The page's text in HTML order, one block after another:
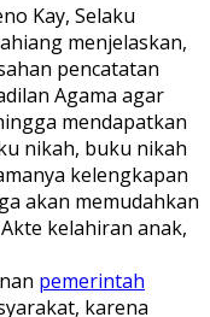
Kay, Selaku
menjelaskan,
pencatatan
Agama agar
mendapatkan
nikah, buku nikah
kelengkapan
akan memudahkan
kelahiran anak,
pemerintah
karena